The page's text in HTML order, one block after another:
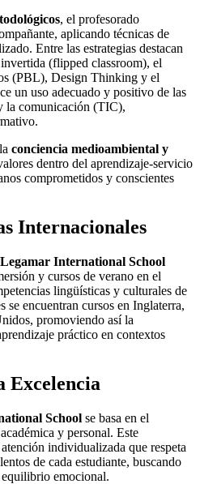
, el profesorado
aplicando técnicas de
Entre las estrategias destacan
(flipped classroom), el
(PBL), Design Thinking y el
un uso adecuado y positivo de las
la comunicación (TIC),
conciencia medioambiental y
dentro del aprendizaje-servicio
comprometidos y conscientes
Internacionales
Legamar International School
y cursos de verano en el
lingüísticas y culturales de
se encuentran cursos en Inglaterra,
promoviendo así la
práctico en contextos
Excelencia
School se basa en el
y personal. Este
individualizada que respeta
de cada estudiante, buscando
emocional.